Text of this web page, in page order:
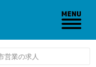
営業の求人